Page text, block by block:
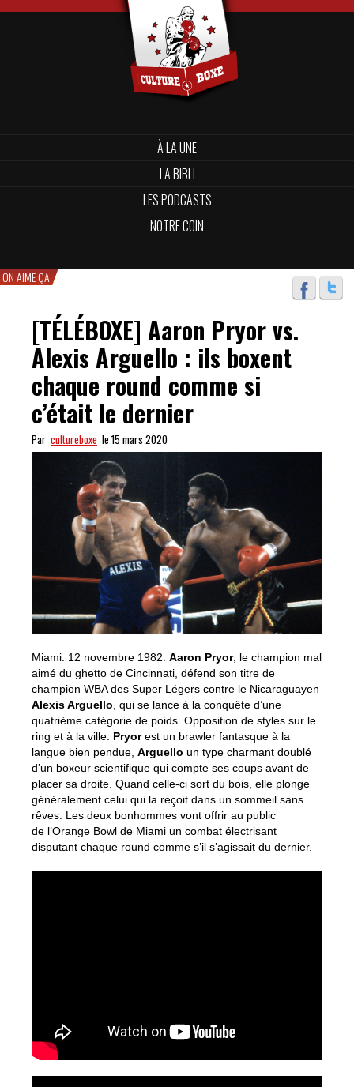
À LA UNE
LA BIBLI
LES PODCASTS
NOTRE COIN
ON AIME ÇA
[TÉLÉBOXE] Aaron Pryor vs.
Alexis Arguello : ils boxent
chaque round comme si
c’était le dernier
Par cultureboxe le 15 mars 2020
Miami. 12 novembre 1982. Aaron Pryor, le champion mal
aimé du ghetto de Cincinnati, défend son titre de
champion WBA des Super Légers contre le Nicaraguayen
Alexis Arguello , qui se lance à la conquête d’une
quatrième catégorie de poids. Opposition de styles sur le
ring et à la ville. Pryorest un brawler fantasque à la
langue bien pendue, Arguello un type charmant doublé
d’un boxeur scientifique qui compte ses coups avant de
placer sa droite. Quand celle-ci sort du bois, elle plonge
généralement celui qui la reçoit dans un sommeil sans
rêves. Les deux bonhommes vont offrir au public
de l’Orange Bowl de Miami un combat électrisant
disputant chaque round comme s’il s’agissait du dernier.